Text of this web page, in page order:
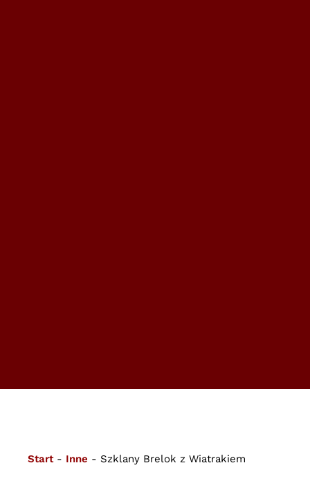
Start- Inne - Szklany Brelok z Wiatrakiem